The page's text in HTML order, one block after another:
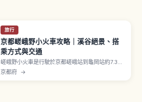
旅行
京都嵯峨野小火車攻略｜溪谷絕景、搭
乘方式與交通
嵯峨野小火車是行駛於京都嵯峨站到龜岡站約7.3公
里、保津川沿岸的觀光列車，路線是1991年 JR 山
京都府 →